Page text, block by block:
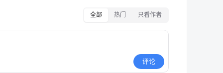
全部 热门 只看作者
评论